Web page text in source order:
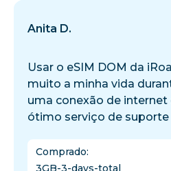
Anita D.
Usar o eSIM DOM da
muito a minha vida
uma conexão de internet
ótimo serviço de suporte
Comprado:
3GB-3-days-total